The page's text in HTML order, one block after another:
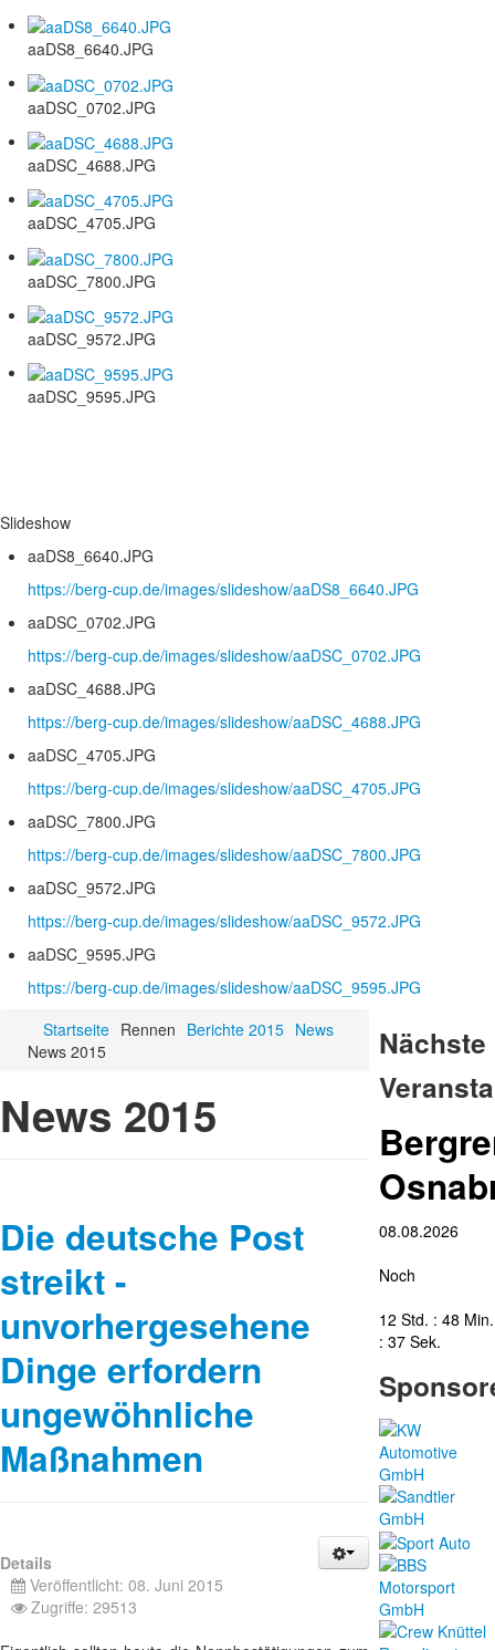
aaDS8_6640.JPG
aaDSC_0702.JPG
aaDSC_4688.JPG
aaDSC_4705.JPG
aaDSC_7800.JPG
aaDSC_9572.JPG
aaDSC_9595.JPG
Slideshow
aaDS8_6640.JPG
https://berg-cup.de/images/slideshow/aaDS8_6640.JPG
aaDSC_0702.JPG
https://berg-cup.de/images/slideshow/aaDSC_0702.JPG
aaDSC_4688.JPG
https://berg-cup.de/images/slideshow/aaDSC_4688.JPG
aaDSC_4705.JPG
https://berg-cup.de/images/slideshow/aaDSC_4705.JPG
aaDSC_7800.JPG
https://berg-cup.de/images/slideshow/aaDSC_7800.JPG
aaDSC_9572.JPG
https://berg-cup.de/images/slideshow/aaDSC_9572.JPG
aaDSC_9595.JPG
https://berg-cup.de/images/slideshow/aaDSC_9595.JPG
Startseite Rennen Berichte 2015 News
News 2015
News 2015
Die deutsche Post
streikt -
unvorhergesehene
Dinge erfordern
ungewöhnliche
Maßnahmen
Details
Veröffentlicht: 08. Juni 2015
Zugriffe: 29513
Nächste
08.08.2026
Noch
12 Std. : 48 Min.
: 36 Sek.